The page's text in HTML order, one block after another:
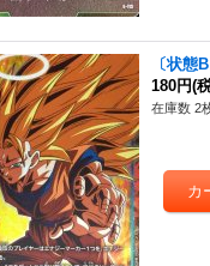
〔状態
180円(
在庫数 2